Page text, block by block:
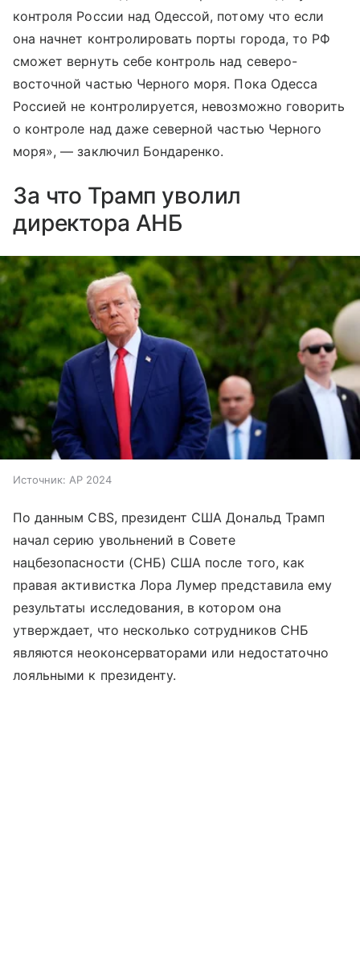
контроля России над Одессой, потому что если
она начнет контролировать порты города, то РФ
сможет вернуть себе контроль над северо-
восточной частью Черного моря. Пока Одесса
Россией не контролируется, невозможно говорить
о контроле над даже северной частью Черного
моря», — заключил Бондаренко.
За что Трамп уволил
директора АНБ
Источник: AP 2024
По данным CBS, президент США Дональд Трамп
начал серию увольнений в Совете
нацбезопасности (СНБ) США после того, как
правая активистка Лора Лумер представила ему
результаты исследования, в котором она
утверждает, что несколько сотрудников СНБ
являются неоконсерваторами или недостаточно
лояльными к президенту.